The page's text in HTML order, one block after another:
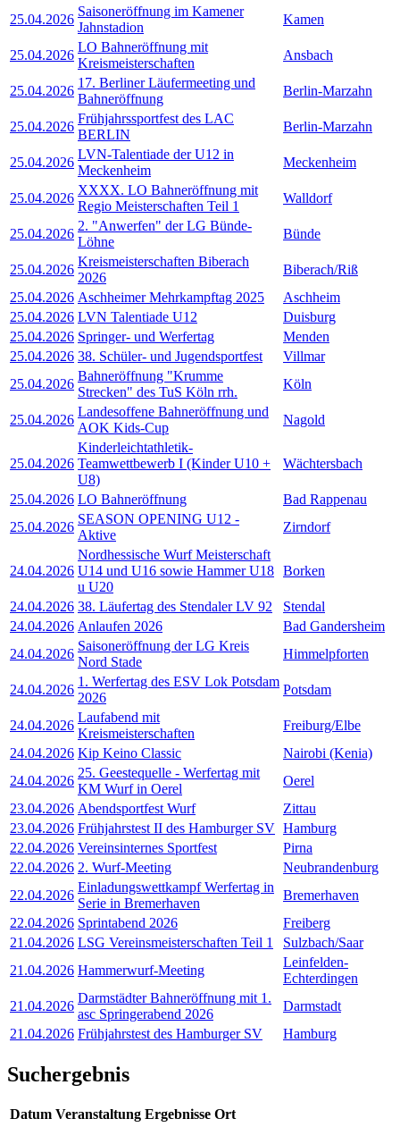
25.04.2026
Saisoneröffnung im Kamener
Jahnstadion
Kamen
25.04.2026
LO Bahneröffnung mit
Kreismeisterschaften
Ansbach
25.04.2026
17. Berliner Läufermeeting und
Bahneröffnung
Berlin-Marzahn
25.04.2026
Frühjahrssportfest des LAC
BERLIN
Berlin-Marzahn
25.04.2026
LVN-Talentiade der U12 in
Meckenheim
Meckenheim
25.04.2026
XXXX. LO Bahneröffnung mit
Regio Meisterschaften Teil 1
Walldorf
25.04.2026
2. "Anwerfen" der LG Bünde-
Löhne
Bünde
25.04.2026
Kreismeisterschaften Biberach
2026
Biberach/Riß
25.04.2026 Aschheimer Mehrkampftag 2025
Aschheim
25.04.2026 LVN Talentiade U12
Duisburg
25.04.2026 Springer- und Werfertag
Menden
25.04.2026 38. Schüler- und Jugendsportfest
Villmar
25.04.2026
Bahneröffnung "Krumme
Strecken" des TuS Köln rrh.
Köln
25.04.2026
Landesoffene Bahneröffnung und
AOK Kids-Cup
Nagold
25.04.2026
Kinderleichtathletik-
Teamwettbewerb I (Kinder U10 +
U8)
Wächtersbach
25.04.2026 LO Bahneröffnung
Bad Rappenau
25.04.2026
SEASON OPENING U12 -
Aktive
Zirndorf
24.04.2026
Nordhessische Wurf Meisterschaft
U14 und U16 sowie Hammer U18
u U20
Borken
24.04.2026 38. Läufertag des Stendaler LV 92
Stendal
24.04.2026 Anlaufen 2026
Bad Gandersheim
24.04.2026
Saisoneröffnung der LG Kreis
Nord Stade
Himmelpforten
24.04.2026
1. Werfertag des ESV Lok Potsdam
2026
Potsdam
24.04.2026
Laufabend mit
Kreismeisterschaften
Freiburg/Elbe
24.04.2026 Kip Keino Classic
Nairobi (Kenia)
24.04.2026
25. Geestequelle - Werfertag mit
KM Wurf in Oerel
Oerel
23.04.2026 Abendsportfest Wurf
Zittau
23.04.2026 Frühjahrstest II des Hamburger SV Hamburg
22.04.2026 Vereinsinternes Sportfest
Pirna
22.04.2026 2. Wurf-Meeting
Neubrandenburg
22.04.2026
Einladungswettkampf Werfertag in
Serie in Bremerhaven
Bremerhaven
22.04.2026 Sprintabend 2026
Freiberg
21.04.2026 LSG Vereinsmeisterschaften Teil 1
Sulzbach/Saar
21.04.2026 Hammerwurf-Meeting
Leinfelden-
Echterdingen
21.04.2026
Darmstädter Bahneröffnung mit 1.
asc Springerabend 2026
Darmstadt
21.04.2026 Frühjahrstest des Hamburger SV Hamburg
Suchergebnis
Datum Veranstaltung Ergebnisse Ort